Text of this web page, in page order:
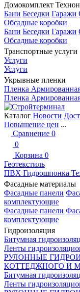
Домокомплект
Бани Беседки Гаражи
Обсадные коробки
Бани Беседки Гаражи
Обсадные коробки
Транспортные услуги
Услуги
Услуги
Укрывные пленки
Пленка
Пленка
Каталог Новости
Повышение цен ...
Сравнение 0
0
Корзина 0
Геотекстиль
ПВХ Гидрошпонка
Фасадные материалы
Фасадные панели
комплектующие
Фасадные панели
комплектующие
Гидроизоляция
Битумная
Ленты
РУЛОННЫЕ
КОТТЕДЖНОГО И
Битумная
Ленты